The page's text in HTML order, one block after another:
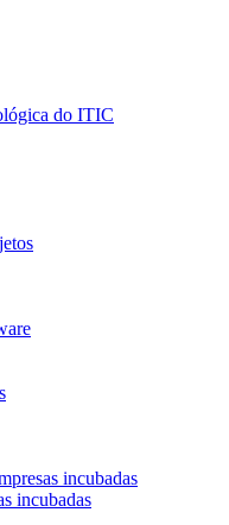
do ITIC
incubadas
incubadas